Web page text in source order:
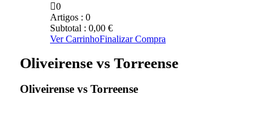
0
Artigos : 0
Subtotal : 0,00 €
Ver CarrinhoFinalizar Compra
Oliveirense vs Torreense
Oliveirense vs Torreense